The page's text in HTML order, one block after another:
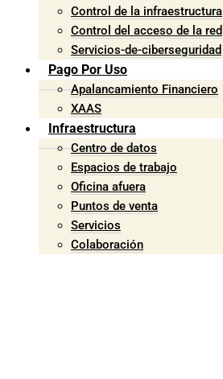
Control de la infraestructura
Control del acceso de la red
Servicios-de-ciberseguridad
Pago Por Uso
Apalancamiento Financiero
XAAS
Infraestructura
Centro de datos
Espacios de trabajo
Oficina afuera
Puntos de venta
Servicios
Colaboración